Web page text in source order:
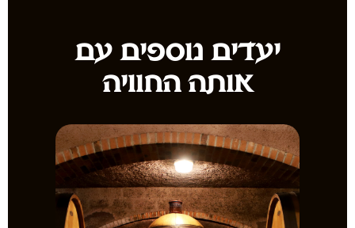
יעדים נוספים עם
אותה החוויה